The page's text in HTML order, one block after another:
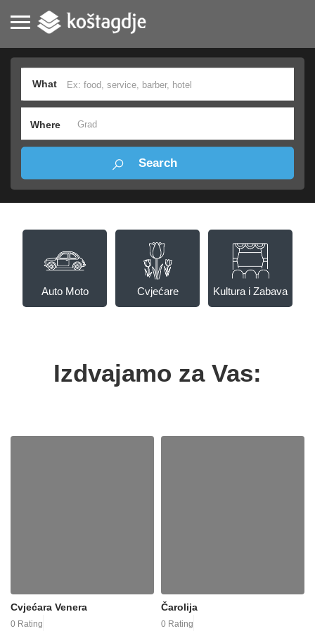
What
Where
Auto Moto Cvjećare Kultura i Zabava
Izdvajamo za Vas:
Cvjećara Venera
0 Rating
Čarolija
0 Rating